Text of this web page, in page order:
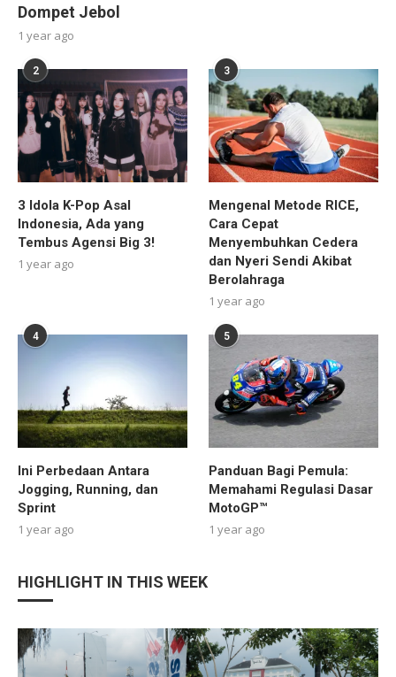
Dompet Jebol
1 year ago
2
3 Idola K-Pop Asal
Indonesia, Ada yang
Tembus Agensi Big 3!
1 year ago
3
Mengenal Metode RICE,
Cara Cepat
Menyembuhkan Cedera
dan Nyeri Sendi Akibat
Berolahraga
1 year ago
4
Ini Perbedaan Antara
Jogging, Running, dan
Sprint
1 year ago
5
Panduan Bagi Pemula:
Memahami Regulasi Dasar
MotoGP™
1 year ago
HIGHLIGHT IN THIS WEEK